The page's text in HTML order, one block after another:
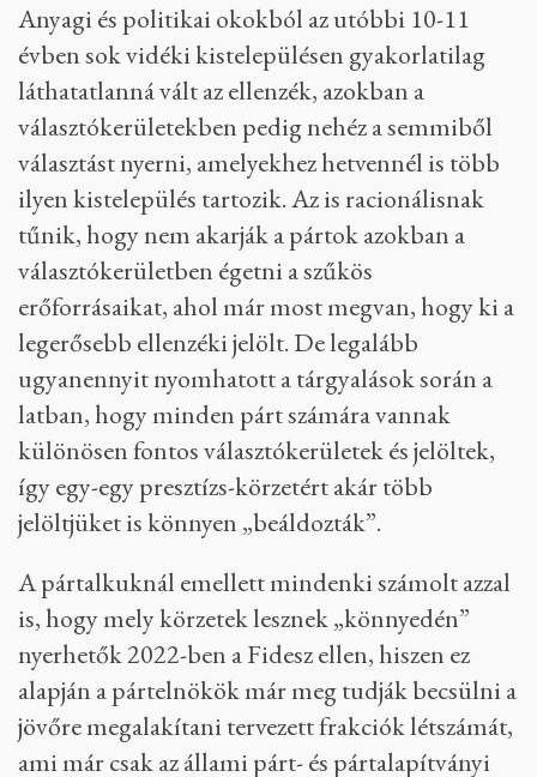
Anyagi és politikai okokból az utóbbi 10-11
évben sok vidéki kistelepülésen gyakorlatilag
láthatatlanná vált az ellenzék, azokban a
választókerületekben pedig nehéz a semmiből
választást nyerni, amelyekhez hetvennél is több
ilyen kistelepülés tartozik. Az is racionálisnak
tűnik, hogy nem akarják a pártok azokban a
választókerületben égetni a szűkös
erőforrásaikat, ahol már most megvan, hogy ki a
legerősebb ellenzéki jelölt. De legalább
ugyanennyit nyomhatott a tárgyalások során a
latban, hogy minden párt számára vannak
különösen fontos választókerületek és jelöltek,
így egy-egy presztízs-körzetért akár több
jelöltjüket is könnyen „beáldozták”.
A pártalkuknál emellett mindenki számolt azzal
is, hogy mely körzetek lesznek „könnyedén”
nyerhetők 2022-ben a Fidesz ellen, hiszen ez
alapján a pártelnökök már meg tudják becsülni a
jövőre megalakítani tervezett frakciók létszámát,
ami már csak az állami párt- és pártalapítványi